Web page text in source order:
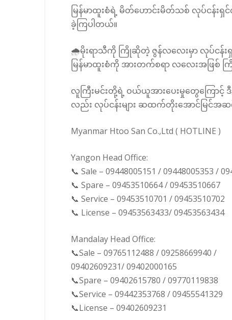
မြန်မာထူးစံရဲ့ မိတ်ဟောင်းမိတ်သစ် လုပ်ငန်း
ခဲ့ကြပါတယ်။
🌧️မိုးရာသီကို ကြိုဆိုတဲ့ ဇွန်လလေးမှာ လုပ်ငန်
မြန်မာထူးစံကို အားတက်စရာ လလေးအဖြစ်
လူကြီးမင်းတို့ရဲ့ ဝယ်ယူအားပေးမှုတွေကြောင့်
လည်း လုပ်ငန်းများ ဆထက်တိုးအောင်မြင်အဆ
Myanmar Htoo San Co.,Ltd ( HOTLINE )
Yangon Head Office:
📞 Sale – 09448005151 / 09448005353 /
📞 Spare – 09453510664 / 09453510667
📞 Service – 09453510701 / 09453510702
📞 License – 09453563433/ 09453563434
Mandalay Head Office:
📞Sale – 09765112488 / 09258669940 /
09402609231/ 09402000165
📞Spare – 09402615780 / 09770119838
📞Service – 09442353768 / 09455541329
📞License – 09402609231